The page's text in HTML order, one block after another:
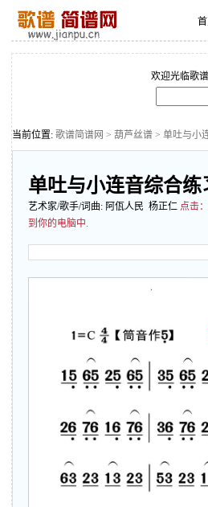
欢迎光临歌
当前位置: 歌谱简谱网 > 葫芦丝谱 > 单吐与小
单吐与小连音综合
艺术家/歌手/词曲: 阿佤人民 杨正仁 点击：
到你的电脑中.